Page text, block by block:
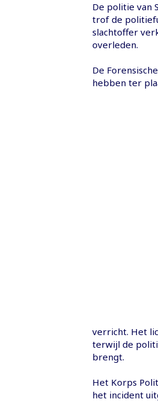
De politie van
trof de
slachtoffer
overleden.
De
hebben ter
verricht. Het
terwijl de
brengt.
Het Korps
het incident